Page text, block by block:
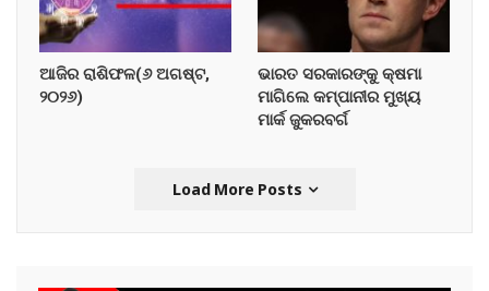
ଆଜିର ରାଶିଫଳ(୬ ଅଗଷ୍ଟ,
୨୦୨୬)
ଭାରତ ସରକାରଙ୍କୁ କ୍ଷମା
ମାଗିଲେ କମ୍ପାନୀର ମୁଖ୍ୟ
ମାର୍କ ଜୁକରବର୍ଗ
Load More Posts